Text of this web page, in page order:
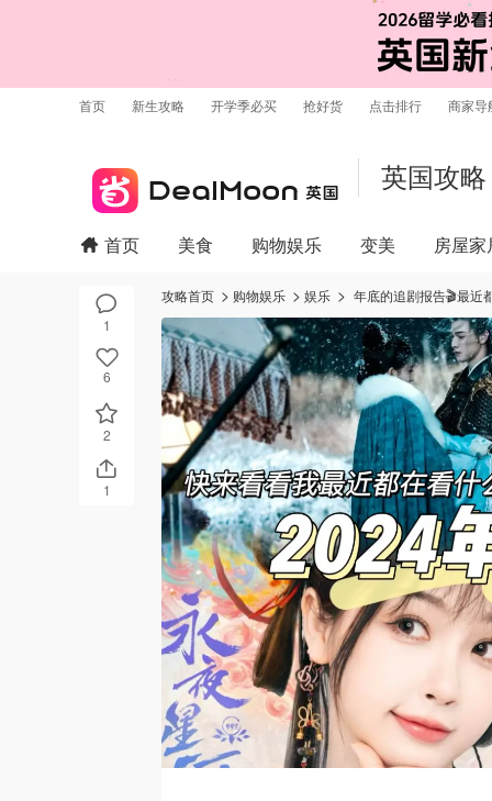
首页 新生攻略 开学季必买 抢好货 点击排行 商家导
英国攻略
1
6
2
1
首页 美食 购物娱乐 变美 房屋家
攻略首页 购物娱乐 娱乐 年底的追剧报告🎬最近